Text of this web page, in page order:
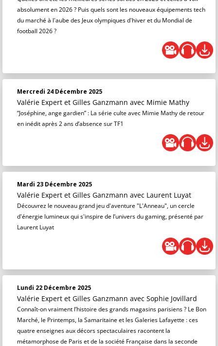
absolument en 2026 ? Puis quels sont les nouveaux équipements tech
du marché à l'aube des Jeux olympiques d'hiver et du Mondial de
football 2026 ?
Mercredi 24 Décembre 2025
Valérie Expert et Gilles Ganzmann avec Mimie Mathy
“Joséphine, ange gardien” : La série culte avec Mimie Mathy de retour
en inédit après 2 ans d’absence sur TF1
Mardi 23 Décembre 2025
Valérie Expert et Gilles Ganzmann avec Laurent Luyat
Découvrez le nouveau grand jeu d'aventure "L'Anneau", un cercle
d'énergie lumineux qui s'inspire de l’univers du gaming, présenté par
Laurent Luyat
Lundi 22 Décembre 2025
Valérie Expert et Gilles Ganzmann avec Sophie Jovillard
Connaît-on vraiment l’histoire des grands magasins parisiens ? Le Bon
Marché, le Printemps, la Samaritaine et les Galeries Lafayette : ces
quatre enseignes aux décors spectaculaires racontent la
métamorphose de Paris et de la société Française dans la seconde